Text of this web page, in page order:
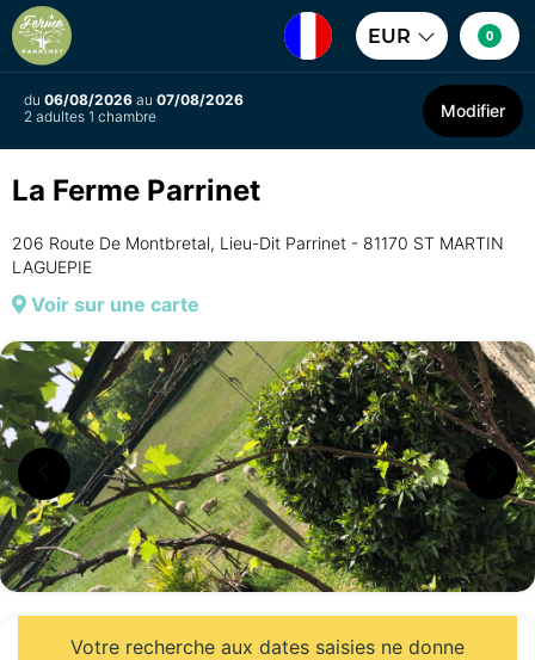
EUR 0
du 06/08/2026 au 07/08/2026
2 adultes 1 chambre
Modifier
La Ferme Parrinet
206 Route De Montbretal, Lieu-Dit Parrinet - 81170 ST MARTIN
LAGUEPIE
Voir sur une carte
Votre recherche aux dates saisies ne donne